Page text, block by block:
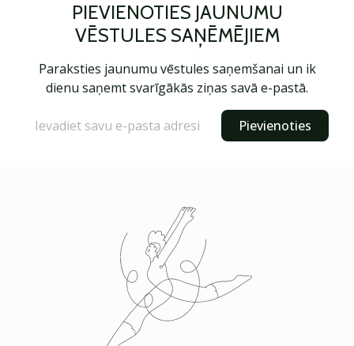
PIEVIENOTIES JAUNUMU
VĒSTULES SAŅĒMĒJIEM
Paraksties jaunumu vēstules saņemšanai un ik
dienu saņemt svarīgākās ziņas savā e-pastā.
Pievienoties